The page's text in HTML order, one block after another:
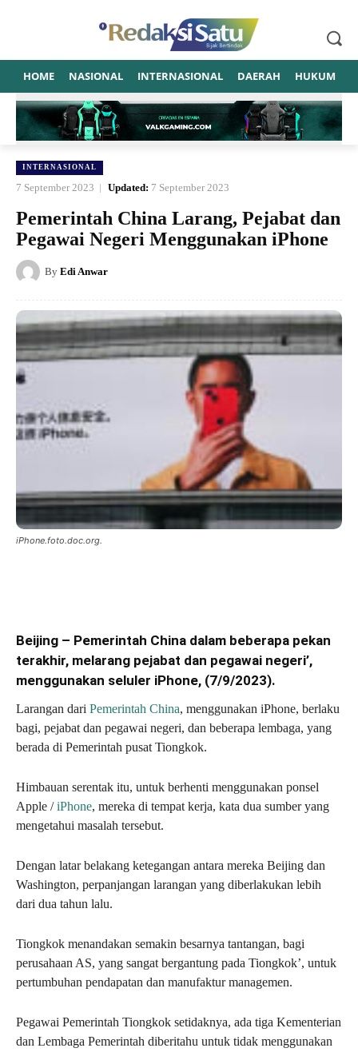
HOME NASIONAL INTERNASIONAL DAERAH HUKUM
INTERNASIONAL
7 September 2023 Updated: 7 September 2023
Pemerintah China Larang, Pejabat dan
Pegawai Negeri Menggunakan iPhone
By Edi Anwar
iPhone.foto.doc.org.
Beijing – Pemerintah China dalam beberapa pekan
terakhir, melarang pejabat dan pegawai negeri’,
menggunakan seluler iPhone, (7/9/2023).
Larangan dari Pemerintah China, menggunakan iPhone, berlaku
bagi, pejabat dan pegawai negeri, dan beberapa lembaga, yang
berada di Pemerintah pusat Tiongkok.
Himbauan serentak itu, untuk berhenti menggunakan ponsel
Apple /iPhone, mereka di tempat kerja, kata dua sumber yang
mengetahui masalah tersebut.
Dengan latar belakang ketegangan antara mereka Beijing dan
Washington, perpanjangan larangan yang diberlakukan lebih
dari dua tahun lalu.
Tiongkok menandakan semakin besarnya tantangan, bagi
perusahaan AS, yang sangat bergantung pada Tiongkok’, untuk
pertumbuhan pendapatan dan manufaktur managemen.
Pegawai Pemerintah Tiongkok setidaknya, ada tiga Kementerian
dan Lembaga Pemerintah diberitahu untuk tidak menggunakan